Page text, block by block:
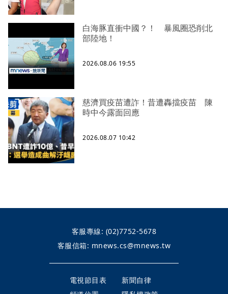
白海豚直衝中國？！ 暴風圈恐削北
部陸地！
2026.08.06 19:55
慈濟買疫苗遭詐！昔遭轟擋疫苗 陳
時中今露面回應
2026.08.07 10:42
客服專線: (02)7752-5678
客服信箱: mnews.cs@mnews.tw
電視節目表
新聞自律